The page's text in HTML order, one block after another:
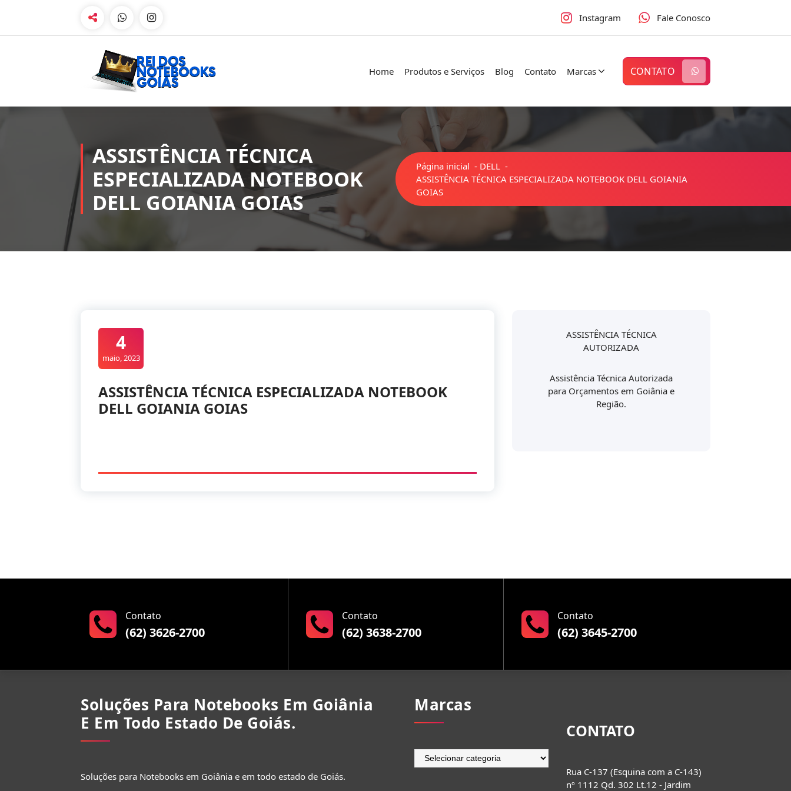
Instagram Fale Conosco
Home Produtos e Serviços Blog Contato Marcas CONTATO
ASSISTÊNCIA TÉCNICA
ESPECIALIZADA NOTEBOOK
DELL GOIANIA GOIAS
Página inicial - DELL -
ASSISTÊNCIA TÉCNICA ESPECIALIZADA NOTEBOOK DELL GOIANIA
GOIAS
4
maio, 2023
ASSISTÊNCIA TÉCNICA ESPECIALIZADA NOTEBOOK
DELL GOIANIA GOIAS
ASSISTÊNCIA TÉCNICA
AUTORIZADA
Assistência Técnica Autorizada
para Orçamentos em Goiânia e
Região.
Contato
(62) 3626-2700
Contato
(62) 3638-2700
Contato
(62) 3645-2700
Soluções Para Notebooks Em Goiânia
E Em Todo Estado De Goiás.
Soluções para Notebooks em Goiânia e em todo estado de Goiás.
Marcas
Marcas
CONTATO
Rua C-137 (Esquina com a C-143)
nº 1112 Qd. 302 Lt.12 - Jardim